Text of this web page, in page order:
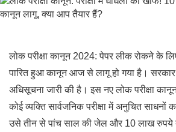
लोक परीक्षा कानून 2024: पेपर लीक रोकने के
पारित हुआ कानून आज से लागू हो गया है।
अधिसूचना जारी की है। इस नए लोक परीक्षा
कोई व्यक्ति सार्वजनिक परीक्षा में अनुचित साधनों
उसे तीन से पांच साल की जेल और 10 लाख रुपये